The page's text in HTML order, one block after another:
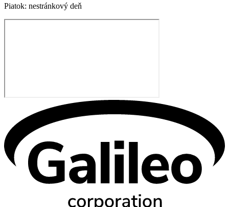
Piatok: nestránkový deň